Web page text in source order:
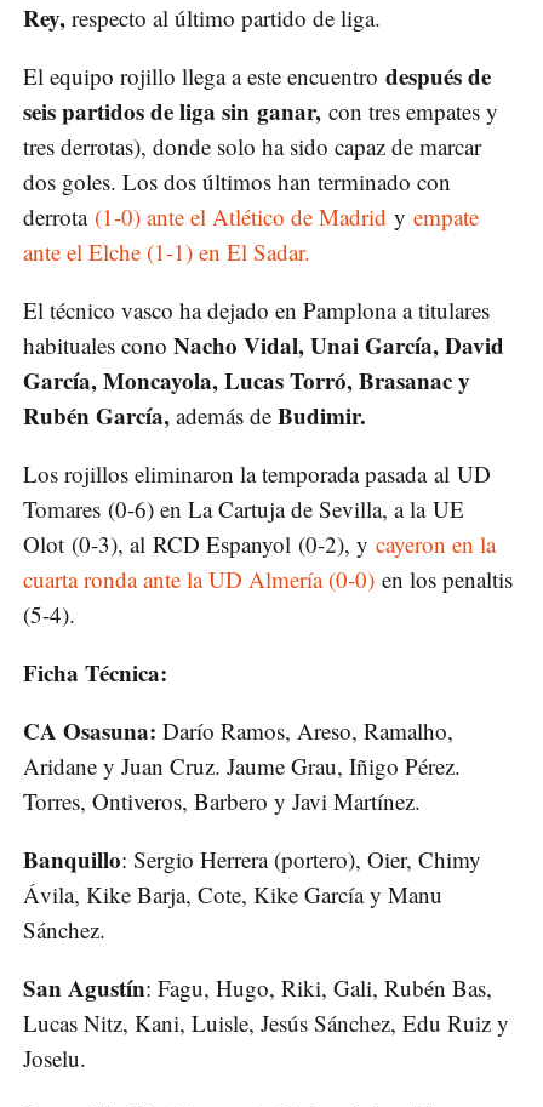
Rey, respecto al último partido de liga.
El equipo rojillo llega a este encuentro después de
seis partidos de liga sin ganar, con tres empates y
tres derrotas), donde solo ha sido capaz de marcar
dos goles. Los dos últimos han terminado con
derrota (1-0) ante el Atlético de Madrid y empate
ante el Elche (1-1) en El Sadar.
El técnico vasco ha dejado en Pamplona a titulares
habituales cono Nacho Vidal, Unai García, David
García, Moncayola, Lucas Torró, Brasanac y
Rubén García, además de Budimir.
Los rojillos eliminaron la temporada pasada al UD
Tomares (0-6) en La Cartuja de Sevilla, a la UE
Olot (0-3), al RCD Espanyol (0-2), y cayeron en la
cuarta ronda ante la UD Almería (0-0) en los penaltis
(5-4).
Ficha Técnica:
CA Osasuna: Darío Ramos, Areso, Ramalho,
Aridane y Juan Cruz. Jaume Grau, Iñigo Pérez.
Torres, Ontiveros, Barbero y Javi Martínez.
Banquillo: Sergio Herrera (portero), Oier, Chimy
Ávila, Kike Barja, Cote, Kike García y Manu
Sánchez.
San Agustín: Fagu, Hugo, Riki, Gali, Rubén Bas,
Lucas Nitz, Kani, Luisle, Jesús Sánchez, Edu Ruiz y
Joselu.